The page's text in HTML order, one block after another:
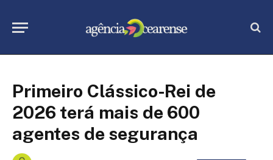
Primeiro Clássico-Rei de
2026 terá mais de 600
agentes de segurança